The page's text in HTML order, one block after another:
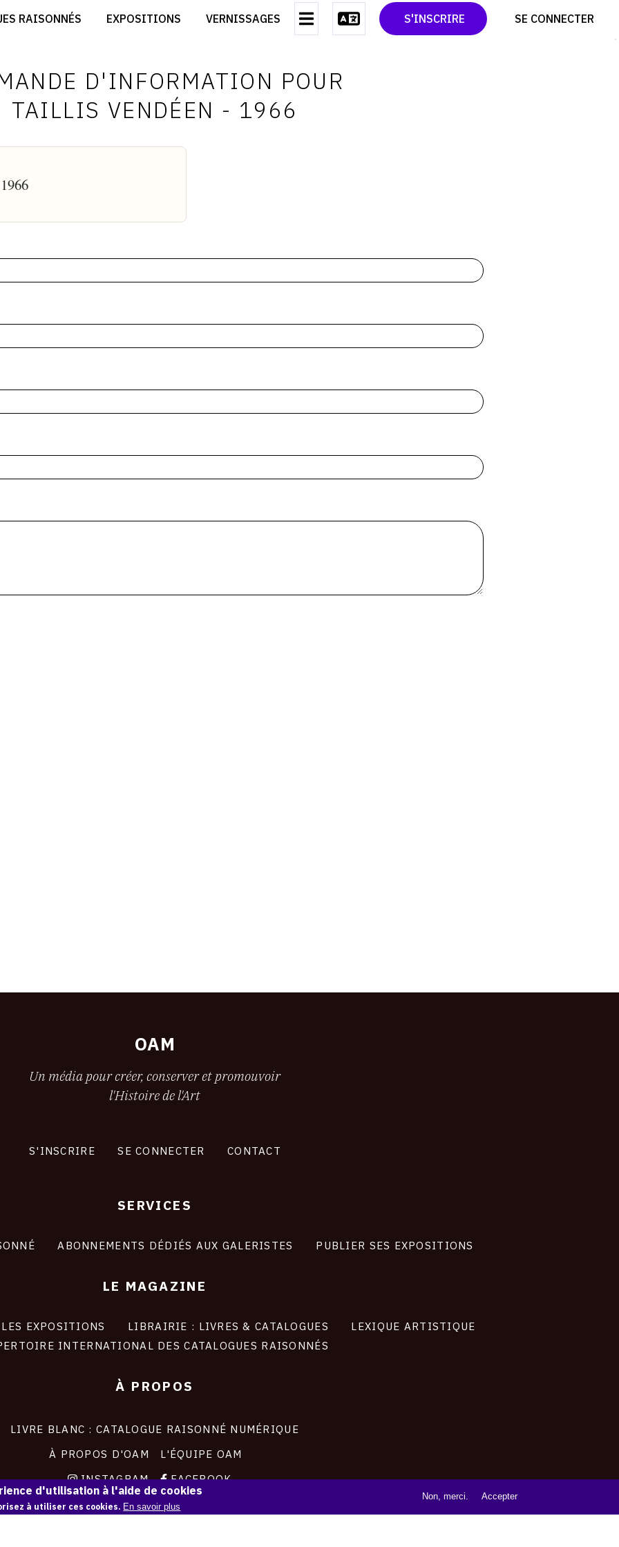
RAISONNÉS EXPOSITIONS VERNISSAGES S'INSCRIRE SE CONNECTER
CRÉER SON CATALOGUE D'EXPO
DEVENIR CONTRIBUTEUR
CONTACT
CGU
TWITTER
PINTEREST
D'INFORMATION POUR
TAILLIS VENDÉEN - 1966
OAM
Un média pour créer, conserver et promouvoir
l'Histoire de l'Art
S'INSCRIRE SE CONNECTER CONTACT
SERVICES
ABONNEMENTS DÉDIÉS AUX GALERISTES PUBLIER SES EXPOSITIONS
LE MAGAZINE
LES EXPOSITIONS LIBRAIRIE : LIVRES & CATALOGUES
LEXIQUE ARTISTIQUE
INTERNATIONAL DES CATALOGUES RAISONNÉS
À PROPOS
LIVRE BLANC : CATALOGUE RAISONNÉ NUMÉRIQUE
À PROPOS D'OAM
L'ÉQUIPE OAM
INSTAGRAM
FACEBOOK
CGU
CGV
d'utilisation à l'aide de cookies
à utiliser ces cookies. En savoir plus
Non, merci. Accepter